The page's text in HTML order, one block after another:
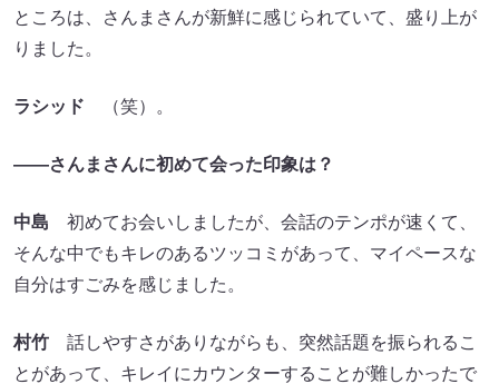
ところは、さんまさんが新鮮に感じられていて、盛り上が
りました。
ラシッド （笑）。
――さんまさんに初めて会った印象は？
中島 初めてお会いしましたが、会話のテンポが速くて、
そんな中でもキレのあるツッコミがあって、マイペースな
自分はすごみを感じました。
村竹 話しやすさがありながらも、突然話題を振られるこ
とがあって、キレイにカウンターすることが難しかったで